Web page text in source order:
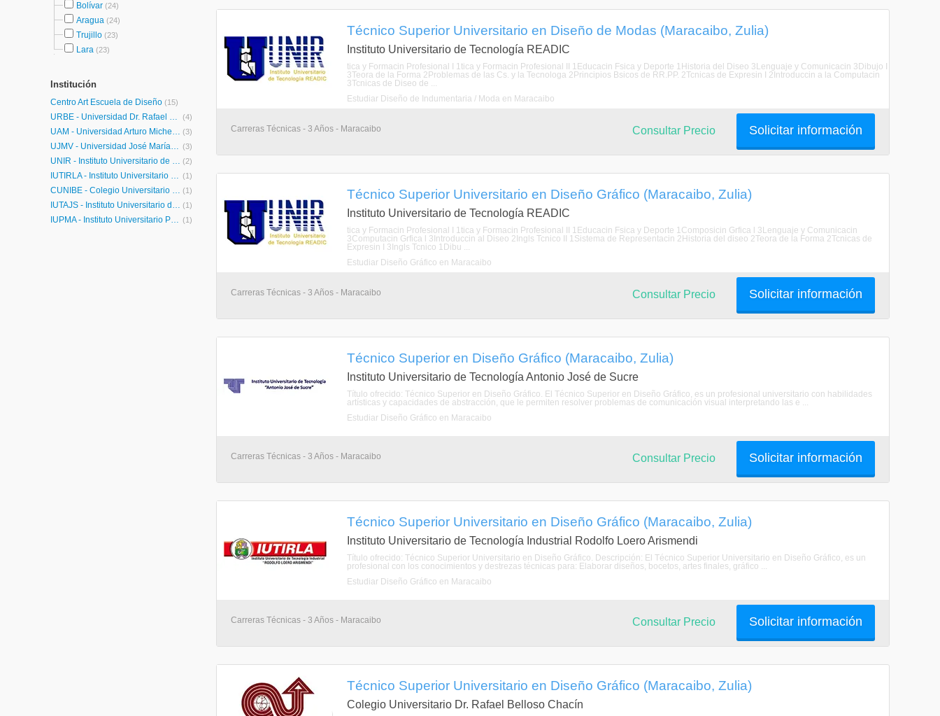
Bolívar (24)
Aragua (24)
Trujillo (23)
Lara (23)
Institución
Centro Art Escuela de Diseño (15)
URBE - Universidad Dr. Rafael Belloso Chacín (4)
UAM - Universidad Arturo Michelena (3)
UJMV - Universidad José María Vargas (3)
UNIR - Instituto Universitario de Tecnología READIC (2)
IUTIRLA - Instituto Universitario de Tecnología Industrial Rodolfo Loero Arismendi (1)
CUNIBE - Colegio Universitario Dr. Rafael Belloso Chacín (1)
IUTAJS - Instituto Universitario de Tecnología Antonio José de Sucre (1)
IUPMA - Instituto Universitario Pedagógico Monseñor Rafael Arias Blanco (1)
Técnico Superior Universitario en Diseño de Modas (Maracaibo, Zulia)
Instituto Universitario de Tecnología READIC
tica y Formacin Profesional I 1tica y Formacin Profesional II 1Educacin Fsica y Deporte 1Historia del Diseo 3Lenguaje y Comunicacin 3Dibujo I
3Teora de la Forma 2Problemas de las Cs. y la Tecnologa 2Principios Bsicos de RR.PP. 2Tcnicas de Expresin I 2Introduccin a la Computacin
3Tcnicas de Diseo de ...
Estudiar Diseño de Indumentaria / Moda en Maracaibo
Carreras Técnicas - 3 Años - Maracaibo Solicitar información
Consultar Precio
Técnico Superior Universitario en Diseño Gráfico (Maracaibo, Zulia)
Instituto Universitario de Tecnología READIC
tica y Formacin Profesional I 1tica y Formacin Profesional II 1Educacin Fsica y Deporte 1Composicin Grfica l 3Lenguaje y Comunicacin
3Computacin Grfica l 3Introduccin al Diseo 2Ingls Tcnico II 1Sistema de Representacin 2Historia del diseo 2Teora de la Forma 2Tcnicas de
Expresin I 3Ingls Tcnico 1Dibu ...
Estudiar Diseño Gráfico en Maracaibo
Carreras Técnicas - 3 Años - Maracaibo Solicitar información
Consultar Precio
Técnico Superior en Diseño Gráfico (Maracaibo, Zulia)
Instituto Universitario de Tecnología Antonio José de Sucre
Título ofrecido: Técnico Superior en Diseño Gráfico. El Técnico Superior en Diseño Gráfico, es un profesional universitario con habilidades
artísticas y capacidades de abstracción, que le permiten resolver problemas de comunicación visual interpretando las e ...
Estudiar Diseño Gráfico en Maracaibo
Carreras Técnicas - 3 Años - Maracaibo Solicitar información
Consultar Precio
Técnico Superior Universitario en Diseño Gráfico (Maracaibo, Zulia)
Instituto Universitario de Tecnología Industrial Rodolfo Loero Arismendi
Título ofrecido: Técnico Superior Universitario en Diseño Gráfico. Descripción: El Técnico Superior Universitario en Diseño Gráfico, es un
profesional con los conocimientos y destrezas técnicas para: Elaborar diseños, bocetos, artes finales, gráfico ...
Estudiar Diseño Gráfico en Maracaibo
Carreras Técnicas - 3 Años - Maracaibo Solicitar información
Consultar Precio
Técnico Superior Universitario en Diseño Gráfico (Maracaibo, Zulia)
Colegio Universitario Dr. Rafael Belloso Chacín